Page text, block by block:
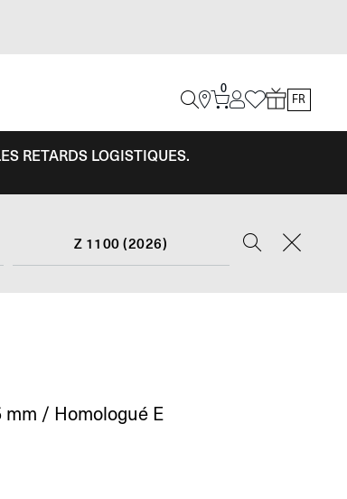
0
FR
RETARDS LOGISTIQUES.
Z 1100 (2026)
/ Homologué E